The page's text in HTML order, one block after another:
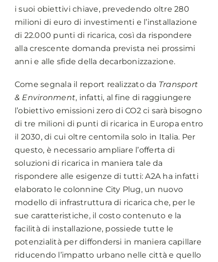
i suoi obiettivi chiave, prevedendo oltre 280
milioni di euro di investimenti e l’installazione
di 22.000 punti di ricarica, così da rispondere
alla crescente domanda prevista nei prossimi
anni e alle sfide della decarbonizzazione.
Come segnala il report realizzato da Transport
& Environment, infatti, al fine di raggiungere
l’obiettivo emissioni zero di CO2 ci sarà bisogno
di tre milioni di punti di ricarica in Europa entro
il 2030, di cui oltre centomila solo in Italia. Per
questo, è necessario ampliare l’offerta di
soluzioni di ricarica in maniera tale da
rispondere alle esigenze di tutti: A2A ha infatti
elaborato le colonnine City Plug, un nuovo
modello di infrastruttura di ricarica che, per le
sue caratteristiche, il costo contenuto e la
facilità di installazione, possiede tutte le
potenzialità per diffondersi in maniera capillare
riducendo l’impatto urbano nelle città e quello